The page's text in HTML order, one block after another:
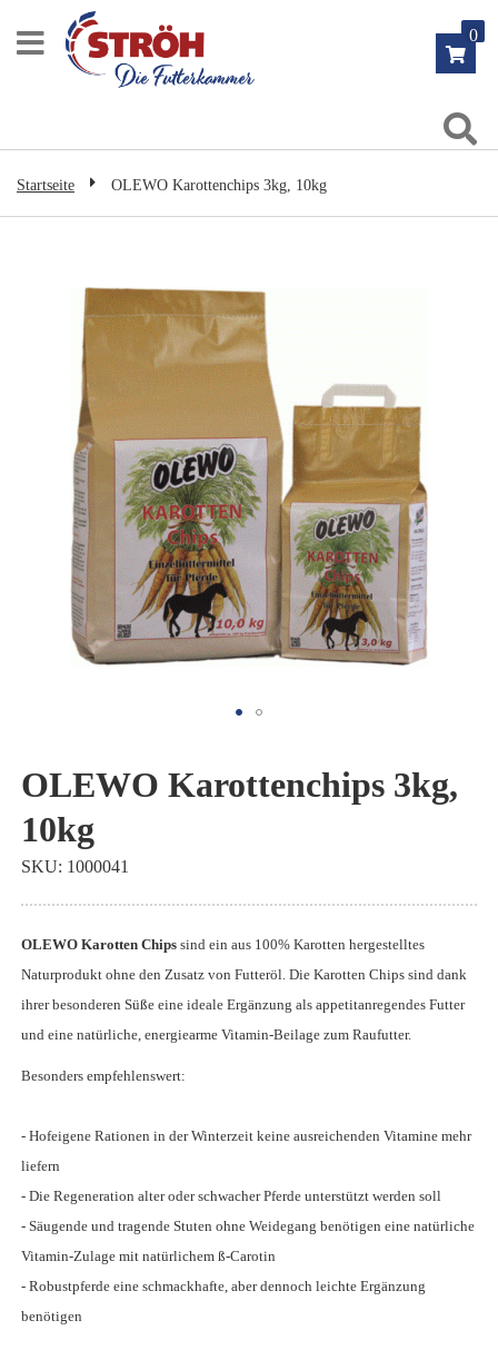
Inhalt
0
Startseite OLEWO Karottenchips 3kg, 10kg
Bildgalerie
Anfang
der
Bildgalerie
springen
OLEWO Karottenchips 3kg,
10kg
OLEWO Karotten Chipssind ein aus 100% Karotten hergestelltes
Naturprodukt ohne den Zusatz von Futteröl. Die Karotten Chips sind dank
ihrer besonderen Süße eine ideale Ergänzung als appetitanregendes Futter
und eine natürliche, energiearme Vitamin-Beilage zum Raufutter.
Besonders empfehlenswert:
- Hofeigene Rationen in der Winterzeit keine ausreichenden Vitamine mehr
liefern
- Die Regeneration alter oder schwacher Pferde unterstützt werden soll
- Säugende und tragende Stuten ohne Weidegang benötigen eine natürliche
Vitamin-Zulage mit natürlichem ß-Carotin
- Robustpferde eine schmackhafte, aber dennoch leichte Ergänzung
benötigen
SKU 1000041